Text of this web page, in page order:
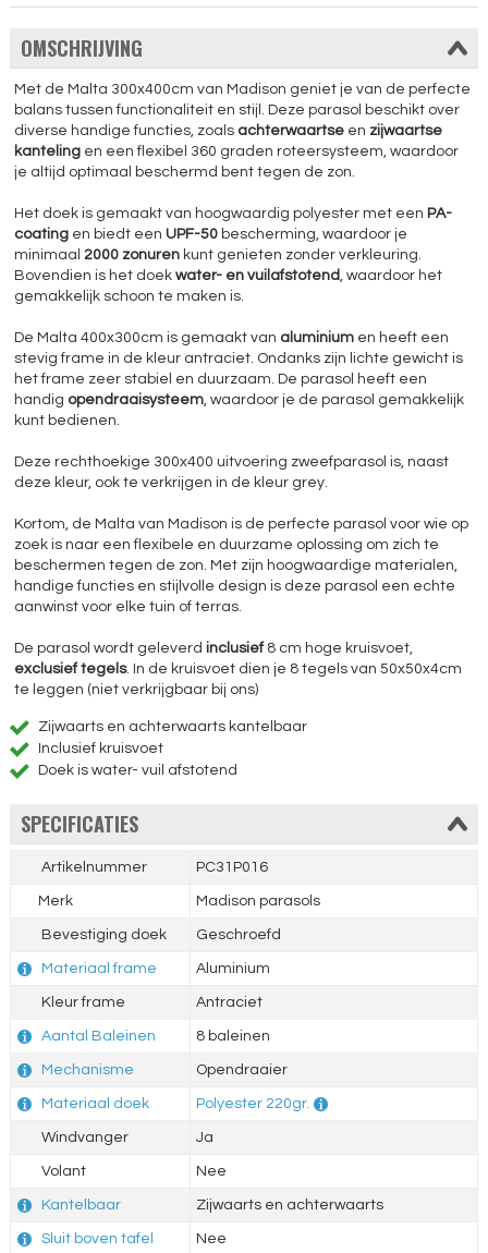
OMSCHRIJVING
Met de Malta 300x400cm van Madison geniet je van de perfecte
balans tussen functionaliteit en stijl. Deze parasol beschikt over
diverse handige functies, zoals achterwaartse en zijwaartse
kanteling en een flexibel 360 graden roteersysteem, waardoor
je altijd optimaal beschermd bent tegen de zon.
Het doek is gemaakt van hoogwaardig polyester met een PA-
coating en biedt een UPF-50 bescherming, waardoor je
minimaal 2000 zonuren kunt genieten zonder verkleuring.
Bovendien is het doekwater- en vuilafstotend, waardoor het
gemakkelijk schoon te maken is.
De Malta 400x300cm is gemaakt van aluminium en heeft een
stevig frame in de kleur antraciet. Ondanks zijn lichte gewicht is
het frame zeer stabiel en duurzaam. De parasol heeft een
handig opendraaisysteem, waardoor je de parasol gemakkelijk
kunt bedienen.
Deze rechthoekige 300x400 uitvoering zweefparasol is, naast
deze kleur, ook te verkrijgen in de kleur grey.
Kortom, de Malta van Madison is de perfecte parasol voor wie op
zoek is naar een flexibele en duurzame oplossing om zich te
beschermen tegen de zon. Met zijn hoogwaardige materialen,
handige functies en stijlvolle design is deze parasol een echte
aanwinst voor elke tuin of terras.
De parasol wordt geleverd inclusief 8 cm hoge kruisvoet,
exclusief tegels. In de kruisvoet dien je 8 tegels van 50x50x4cm
te leggen (niet verkrijgbaar bij ons)
Zijwaarts en achterwaarts kantelbaar
Inclusief kruisvoet
Doek is water- vuil afstotend
SPECIFICATIES
Artikelnummer PC31P016
Merk Madison parasols
Bevestiging doek Geschroefd
Materiaal frame Aluminium
Kleur frame Antraciet
Aantal Baleinen 8 baleinen
Mechanisme Opendraaier
Materiaal doek Polyester 220gr.
Windvanger Ja
Volant Nee
Kantelbaar Zijwaarts en achterwaarts
Sluit boven tafel Nee